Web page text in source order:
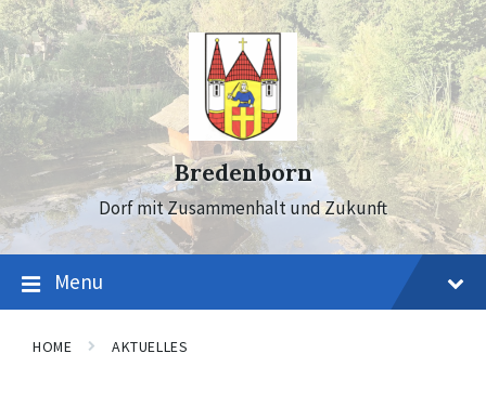
Skip
to
content
Skip
to
main
navigation
Skip
to
footer
Bredenborn
Dorf mit Zusammenhalt und Zukunft
Menu
HOME AKTUELLES